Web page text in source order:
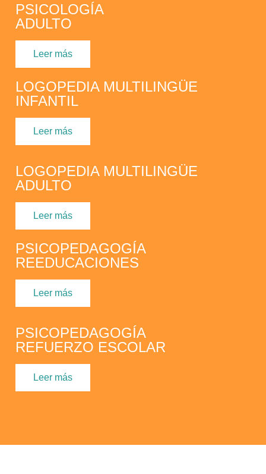
PSICOLOGÍA
ADULTO
Leer más
LOGOPEDIA MULTILINGÜE
INFANTIL
Leer más
LOGOPEDIA MULTILINGÜE
ADULTO
Leer más
PSICOPEDAGOGÍA
REEDUCACIONES
Leer más
PSICOPEDAGOGÍA
REFUERZO ESCOLAR
Leer más